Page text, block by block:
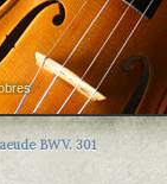
BWV. 301